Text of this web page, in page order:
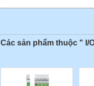
Các sản phẩm thuộc " I/